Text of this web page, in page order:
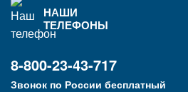
НАШИ
ТЕЛЕФОНЫ
8-800-23-43-717
Звонок по России бесплатный